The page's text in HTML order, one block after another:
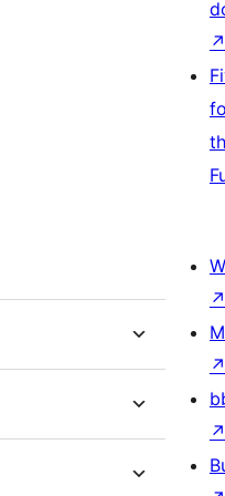
↗
↗
↗
↗